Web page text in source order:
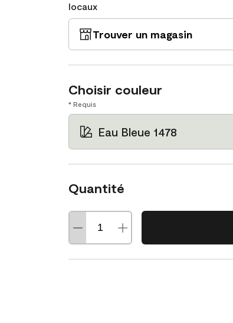
locaux
Trouver un magasin
Choisir couleur
* Requis
Eau Bleue 1478
Quantité